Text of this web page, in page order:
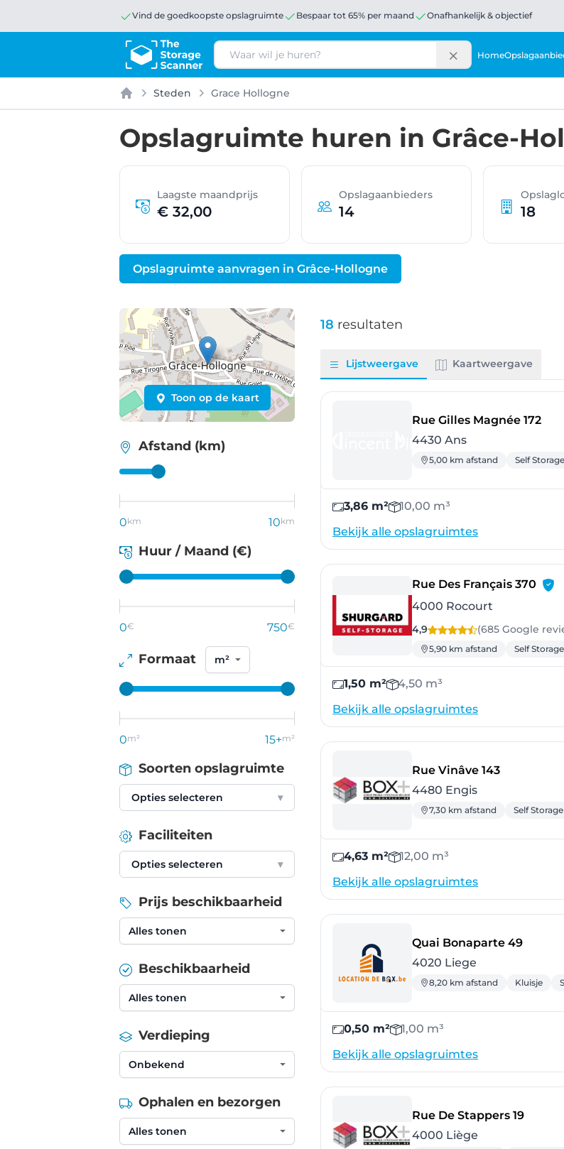
Vind de goedkoopste opslagruimte Bespaar tot 65% per maand Onafhankelijk & objectief
Zoeken Home
Home
Steden Grace Hollogne
Opslagruimte huren in Grâce-
Laagste maandprijs
€ 32,00
Opslagaanbieders
14 18
Opslagruimte aanvragen in Grâce-Hollogne
18 resultaten
Lijstweergave Kaartweergave
Rue Gilles Magnée 172- Ans
4430 Ans
5,00 km afstand Self Storage
3,86 m² 10,00 m³
Bekijk alle opslagruimtes
Rue Des Français 370 -
4000 Rocourt
4,9 (685 Google
5,90 km afstand Self Storage
1,50 m² 4,50 m³
Bekijk alle opslagruimtes
Rue Vinâve 143- Engis
4480 Engis
7,30 km afstand Self Storage
4,63 m² 12,00 m³
Bekijk alle opslagruimtes
Quai Bonaparte 49- Liege
4020 Liege
8,20 km afstand Kluisje
0,50 m² 1,00 m³
Bekijk alle opslagruimtes
Rue De Stappers 19- Liège
4000 Liège
Toon op de kaart
Afstand (km)
0km 10km
Huur / Maand (€)
0€ 750€
Formaat
0m² 15+m²
Soorten opslagruimte
Opties selecteren ▾
Faciliteiten
Opties selecteren ▾
Prijs beschikbaarheid
Beschikbaarheid
Verdieping
Ophalen en bezorgen